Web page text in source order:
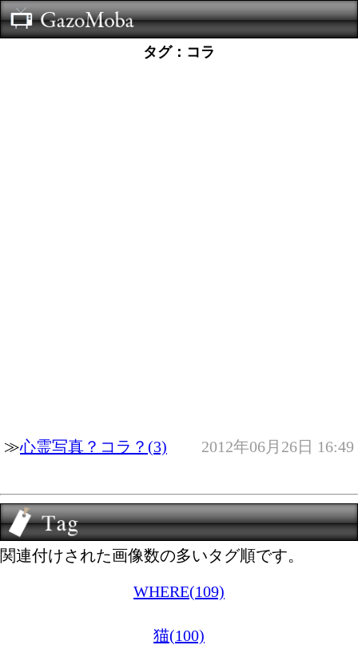
タグ：コラ
≫心霊写真？コラ？(3) 2012年06月26日 16:49
関連付けされた画像数の多いタグ順です。
WHERE(109)
猫(100)